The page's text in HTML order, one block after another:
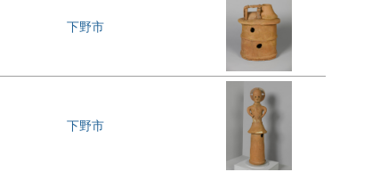
下野市
下野市